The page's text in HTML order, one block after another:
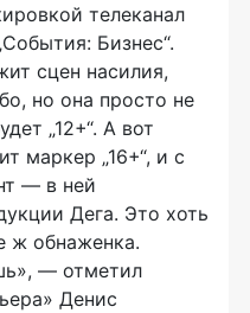
телеканал
Бизнес“.
сцен насилия,
но она просто не
„12+“. А вот
маркер „16+“, и с
— в ней
Дега. Это хоть
ж обнаженка.
— отметил
Денис